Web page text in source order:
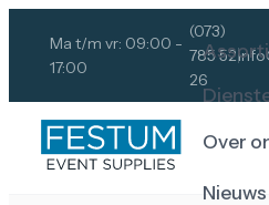
Ma t/m vr: 09:00 -
17:00
(073)
785 52
26
Over
Nieuws